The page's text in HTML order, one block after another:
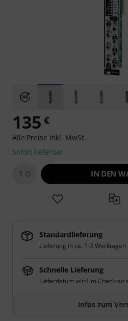
135 €
Alle Preise inkl. MwSt.
Sofort lieferbar
1 IN DEN
Standardlieferung
Lieferung in ca. 1-3 Werktagen
Schnelle Lieferung
Lieferdatum wird im Checkout
Infos zum